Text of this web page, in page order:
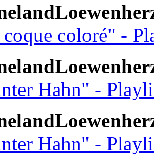
coloré" -
Hahn" -
Hahn" -